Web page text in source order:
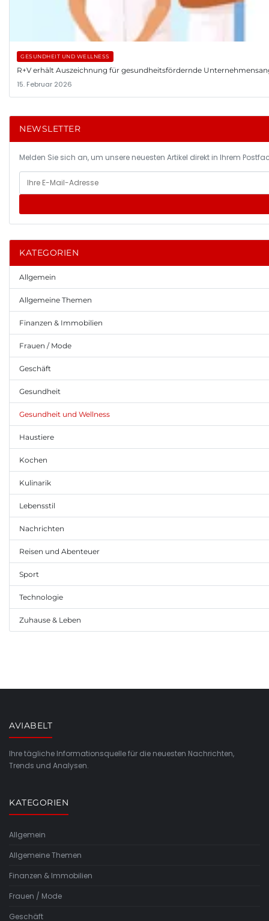
GESUNDHEIT UND WELLNESS
R+V erhält Auszeichnung für gesundheitsfördernde
15. Februar 2026
NEWSLETTER
Melden Sie sich an, um unsere neuesten Artikel direkt in Ihrem
KATEGORIEN
Allgemein
Allgemeine Themen
Finanzen & Immobilien
Frauen / Mode
Geschäft
Gesundheit
Gesundheit und Wellness
Haustiere
Kochen
Kulinarik
Lebensstil
Nachrichten
Reisen und Abenteuer
Sport
Technologie
Zuhause & Leben
AVIABELT
Ihre tägliche Informationsquelle für die neuesten Nachrichten,
Trends und Analysen.
KATEGORIEN
Allgemein
Allgemeine Themen
Finanzen & Immobilien
Frauen / Mode
Geschäft